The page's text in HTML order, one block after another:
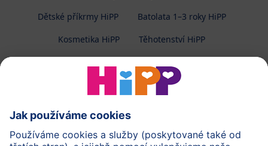
Dětské příkrmy HiPP
Batolata 1–3 roky HiPP
Kosmetika HiPP
Těhotenství HiPP
Ochrana osobních údajů
Zpracování osobních údajů (BabyClub)
Zpracování osobních údajů (Fotosoutěž)